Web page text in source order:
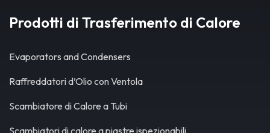
Prodotti di Trasferimento di Calore
Evaporators and Condensers
Raffreddatori d’Olio con Ventola
Scambiatore di Calore a Tubi